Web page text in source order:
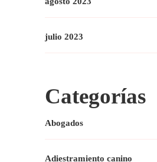
julio 2023
Categorías
Abogados
Adiestramiento canino